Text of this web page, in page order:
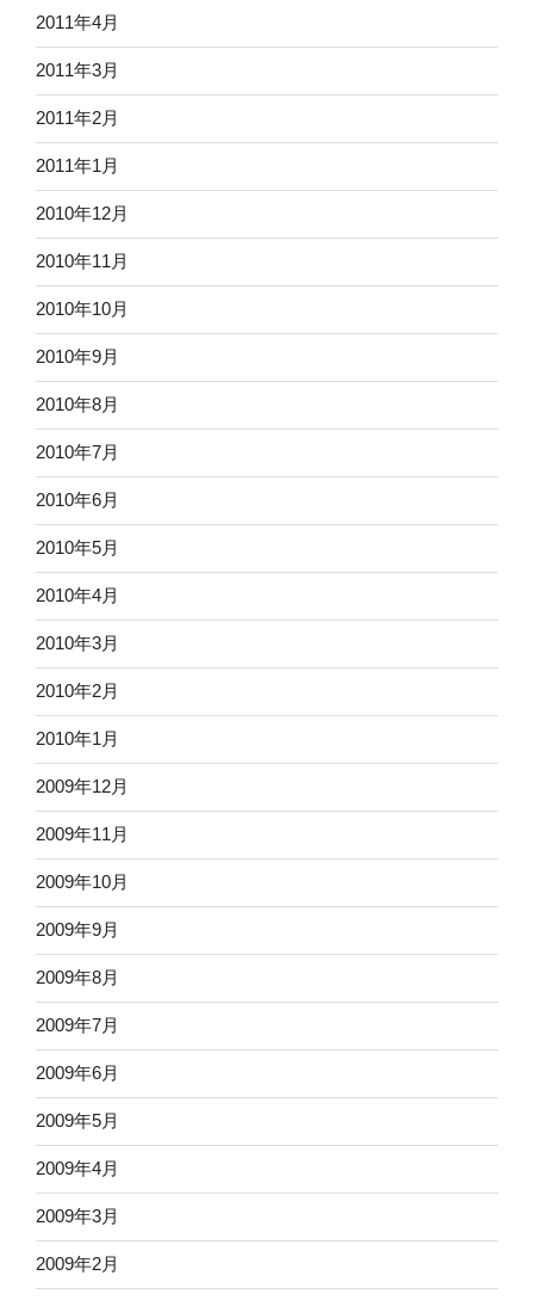
2011年4月
2011年3月
2011年2月
2011年1月
2010年12月
2010年11月
2010年10月
2010年9月
2010年8月
2010年7月
2010年6月
2010年5月
2010年4月
2010年3月
2010年2月
2010年1月
2009年12月
2009年11月
2009年10月
2009年9月
2009年8月
2009年7月
2009年6月
2009年5月
2009年4月
2009年3月
2009年2月